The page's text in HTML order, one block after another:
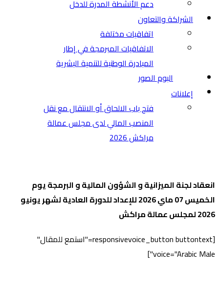
دعم الأنشطة المدرة للدخل
الشراكة والتعاون
اتفاقيات مختلفة​
الاتفاقيات المبرمجة في إطار
المبادرة الوطنية للتنمية البشرية
البوم الصور
إعلانات
فتح باب الالحاق أو الانتقال مع نقل
المنصب المالي لدى مجلس عمالة
مراكش 2026
انعقاد لجنة الميزانية و الشؤون المالية و البرمجة ​يوم
الخميس 07 ماي 2026 للإعداد للدورة العادية لشهر يونيو
2026 لمجلس عمالة مراكش
[responsivevoice_button buttontext="استمع للمقال"
voice="Arabic Male"]